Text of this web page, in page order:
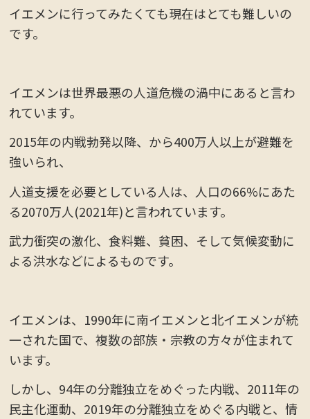
イエメンに行ってみたくても現在はとても難しいの
です。
イエメンは世界最悪の人道危機の渦中にあると言わ
れています。
2015年の内戦勃発以降、から400万人以上が避難を
強いられ、
人道支援を必要としている人は、人口の66%にあた
る2070万人(2021年)と言われています。
武力衝突の激化、食料難、貧困、そして気候変動に
よる洪水などによるものです。
イエメンは、1990年に南イエメンと北イエメンが統
一された国で、複数の部族・宗教の方々が住まれて
います。
しかし、94年の分離独立をめぐった内戦、2011年の
民主化運動、2019年の分離独立をめぐる内戦と、情